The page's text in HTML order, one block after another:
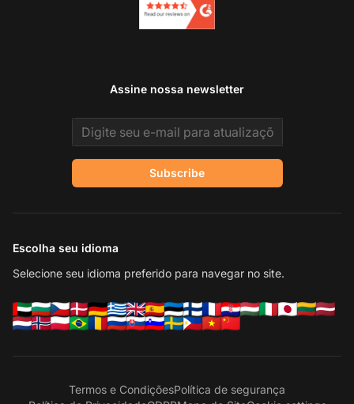
Assine nossa newsletter
Email address
Subscribe
Escolha seu idioma
Selecione seu idioma preferido para navegar no site.
Termos e CondiçõesPolítica de segurança